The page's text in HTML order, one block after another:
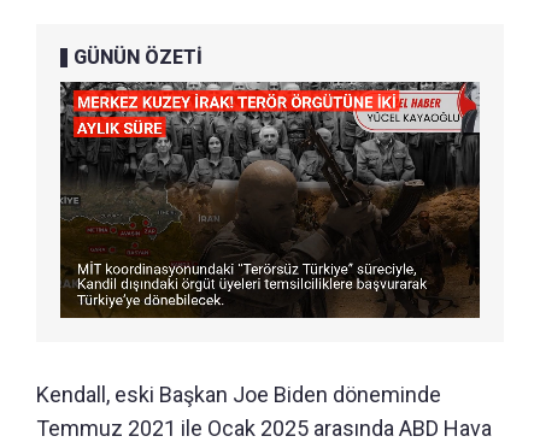
GÜNÜN ÖZETİ
Kendall, eski Başkan Joe Biden döneminde
Temmuz 2021 ile Ocak 2025 arasında ABD Hava